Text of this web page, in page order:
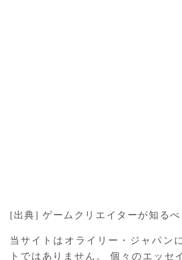
[出典] ゲームクリエイターが知るべ
当サイトはオライリー・ジャパン
トではありません。 個々のエッセ